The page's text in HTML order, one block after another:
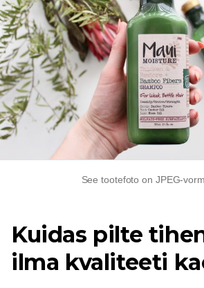
See tootefoto on JPEG-
Kuidas pilte
ilma kvaliteeti